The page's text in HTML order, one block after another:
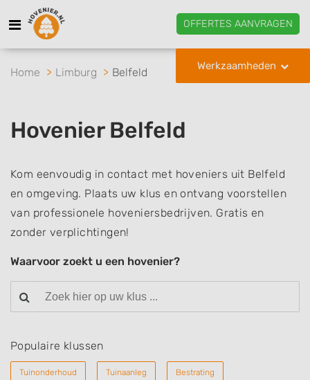
OFFERTES AANVRAGEN
Werkzaamheden
Home Limburg Belfeld
Hovenier Belfeld
Kom eenvoudig in contact met hoveniers uit Belfeld
en omgeving. Plaats uw klus en ontvang voorstellen
van professionele hoveniersbedrijven. Gratis en
zonder verplichtingen!
Waarvoor zoekt u een hovenier?
Populaire klussen
Tuinonderhoud Tuinaanleg Bestrating